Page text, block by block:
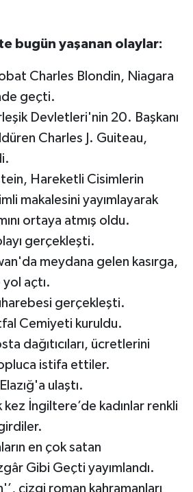
bugün yaşanan olaylar:
Charles Blondin, Niagara
geçti.
Devletleri'nin 20. Başkanı
Charles J. Guiteau,
Hareketli Cisimlerin
makalesini yayımlayarak
ortaya atmış oldu.
gerçekleşti.
meydana gelen kasırga,
açtı.
gerçekleşti.
Cemiyeti kuruldu.
dağıtıcıları, ücretlerini
istifa ettiler.
ulaştı.
İngiltere’de kadınlar renkli
en çok satan
Gibi Geçti yayımlandı.
çizgi roman kahramanları